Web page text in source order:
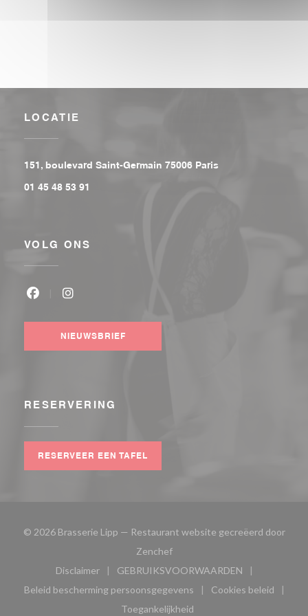
LOCATIE
151, boulevard Saint-Germain 75006 Paris
01 45 48 53 91
VOLG ONS
NIEUWSBRIEF
RESERVERING
RESERVEER EEN TAFEL
© 2026 Brasserie Lipp — Restaurant website gecreëerd door
Zenchef((opent in een nieuw venster))
Disclaimer
((opent in een nieuw venster))
GEBRUIKSVOORWAARDEN
((opent in een nieuw
Beleid bescherming persoonsgegevens
((opent in een nieuw venster))
Cookies beleid
((opent in
Toegankelijkheid